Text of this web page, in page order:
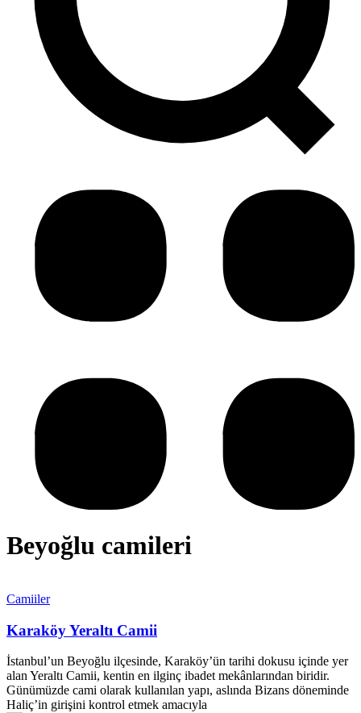
Beyoğlu camileri
Camiiler
Karaköy Yeraltı Camii
İstanbul’un Beyoğlu ilçesinde, Karaköy’ün tarihi dokusu içinde yer
alan Yeraltı Camii, kentin en ilginç ibadet mekânlarından biridir.
Günümüzde cami olarak kullanılan yapı, aslında Bizans döneminde
Haliç’in girişini kontrol etmek amacıyla